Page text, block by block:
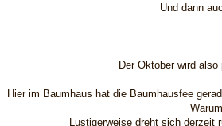
Und dann
Der Oktober wird
Hier im Baumhaus hat die Baumhausfee
Lustigerweise dreht sich derzeit